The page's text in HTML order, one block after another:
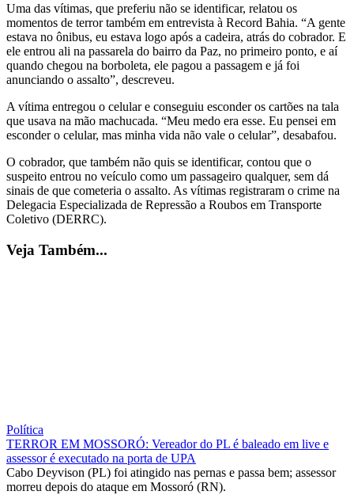
Uma das vítimas, que preferiu não se identificar, relatou os
momentos de terror também em entrevista à Record Bahia. “A gente
estava no ônibus, eu estava logo após a cadeira, atrás do cobrador. E
ele entrou ali na passarela do bairro da Paz, no primeiro ponto, e aí
quando chegou na borboleta, ele pagou a passagem e já foi
anunciando o assalto”, descreveu.
A vítima entregou o celular e conseguiu esconder os cartões na tala
que usava na mão machucada. “Meu medo era esse. Eu pensei em
esconder o celular, mas minha vida não vale o celular”, desabafou.
O cobrador, que também não quis se identificar, contou que o
suspeito entrou no veículo como um passageiro qualquer, sem dá
sinais de que cometeria o assalto. As vítimas registraram o crime na
Delegacia Especializada de Repressão a Roubos em Transporte
Coletivo (DERRC).
Veja Também...
Política
TERROR EM MOSSORÓ: Vereador do PL é baleado em live e
assessor é executado na porta de UPA
Cabo Deyvison (PL) foi atingido nas pernas e passa bem; assessor
morreu depois do ataque em Mossoró (RN).